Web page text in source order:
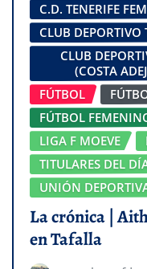
C.D. TENERIFE
CLUB DEPORTIVO
CLUB
(COSTA
FÚTBOL
FÚTBOL
LIGA F MOEVE
TITULARES DEL
UNIÓN
La crónica |
en Tafalla